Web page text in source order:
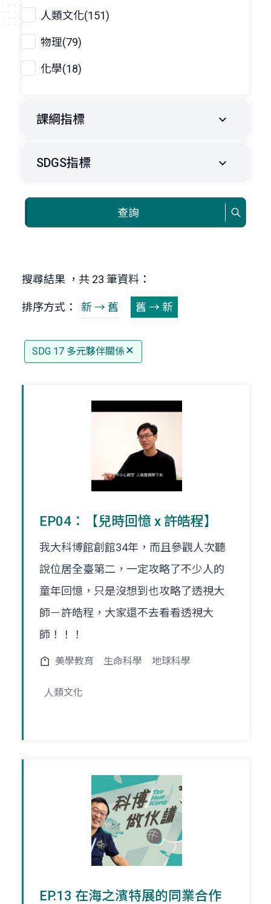
人類文化(151)
物理(79)
化學(18)
課綱指標
SDGS指標
查詢
搜尋結果 ，共 23 筆資料：
排序方式： 新 → 舊 舊 → 新
SDG 17 多元夥伴關係
EP04：【兒時回憶 x 許皓程】
我大科博館創館34年，而且參觀人次聽
說位居全臺第二，一定攻略了不少人的
童年回憶，只是沒想到也攻略了透視大
師－許皓程，大家還不去看看透視大
師！！！
美學教育 生命科學 地球科學
人類文化
EP.13 在海之濱特展的同業合作